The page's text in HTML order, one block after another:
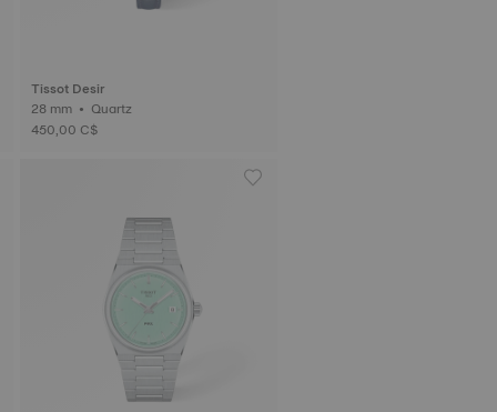
Tissot Desir
28 mm • Quartz
450,00 C$